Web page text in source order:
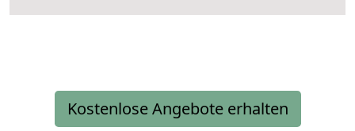
Kostenlose Angebote erhalten